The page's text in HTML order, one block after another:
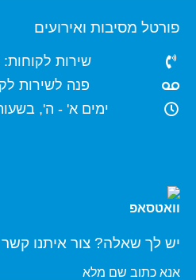
פורטל מסיבות ואירועים
שירות לקוחות: 09-8358885
פנה לשירות
ימים א' - ה', בשעות 09:00 -
יש לך שאלה? צור איתנו קשר
אנא כתוב שם מלא